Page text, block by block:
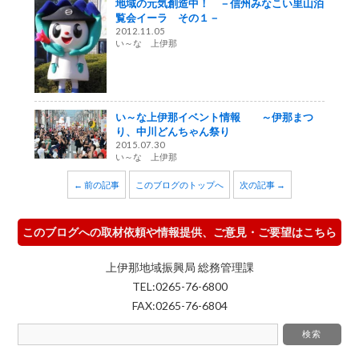
地域の元気創造中！ －信州みなこい里山泊
覧会イーラ その１－
2012.11.05
い～な 上伊那
い～な上伊那イベント情報 ～伊那まつ
り、中川どんちゃん祭り
2015.07.30
い～な 上伊那
← 前の記事 このブログのトップへ 次の記事 →
このブログへの取材依頼や情報提供、ご意見・ご要望はこちら
上伊那地域振興局 総務管理課
TEL:0265-76-6800
FAX:0265-76-6804